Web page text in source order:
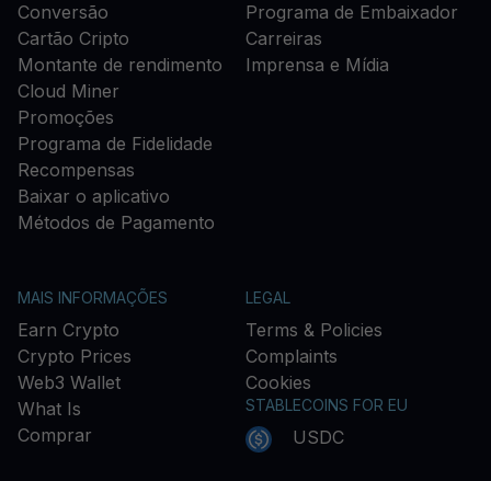
Conversão
Cartão Cripto
Montante de rendimento
Cloud Miner
Promoções
Programa de Fidelidade
Recompensas
Baixar o aplicativo
Métodos de Pagamento
Programa de Embaixador
Carreiras
Imprensa e Mídia
MAIS INFORMAÇÕES
Earn Crypto
Crypto Prices
Web3 Wallet
What Is
Comprar
LEGAL
Terms & Policies
Complaints
Cookies
STABLECOINS FOR EU
USDC